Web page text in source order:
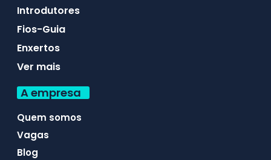
Introdutores
Fios-Guia
Enxertos
Ver mais
A empresa
Quem somos
Vagas
Blog